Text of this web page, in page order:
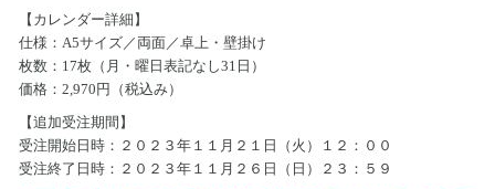
【カレンダー詳細】
仕様：A5サイズ／両面／卓上・壁掛け
枚数：17枚（月・曜日表記なし31日）
価格：2,970円（税込み）
【追加受注期間】
受注開始日時：２０２３年１１月２１日（火）１２：００
受注終了日時：２０２３年１１月２６日（日）２３：５９